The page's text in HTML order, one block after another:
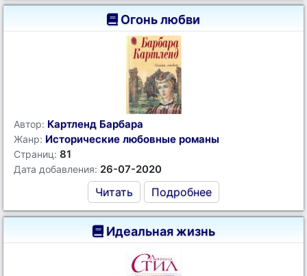
Огонь любви
Автор: Картленд Барбара
Жанр: Исторические любовные романы
Страниц: 81
Дата добавления: 26-07-2020
Читать Подробнее
Идеальная жизнь